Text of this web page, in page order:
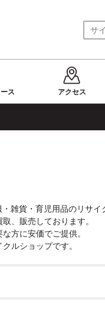
ス アクセス
雑貨・育児用品のリサイ
、販売しております。
方に安価でご提供。
ルショップです。